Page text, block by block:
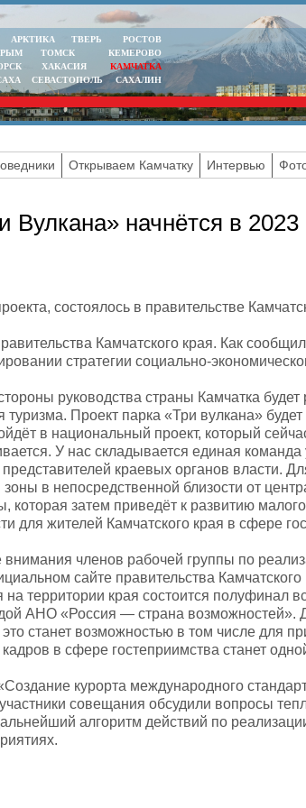
АРКТИКА ТВЕРЬ
РОСТОВ
ТОМСК
КЕМЕРОВО
ХАКАСИЯ
КАМЧАТКА
СЕВАСТОПОЛЬ САХАЛИН
Открываем Камчатку Интервью
Вулкана» начнётся в 2023
состоялось в правительстве
Камчатского края. Как
стратегии социально-
руководства страны Камчатка будет
туризма. Проект парка «Три вулкана»
в национальный проект, который
У нас складывается единая команда
краевых органов власти.
в непосредственной близости от
которая затем приведёт к развитию
для жителей Камчатского края в сфере
членов рабочей группы по
сайте правительства Камчатского
территории края состоится полуфинал
АНО «Россия — страна возможностей».
станет возможностью в том числе для
в сфере гостеприимства станет
курорта международного
совещания обсудили вопросы
алгоритм действий по